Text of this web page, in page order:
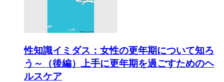
性知識イミダス：女性の更年期について知ろ
う～（後編）上手に更年期を過ごすためのヘ
ルスケア